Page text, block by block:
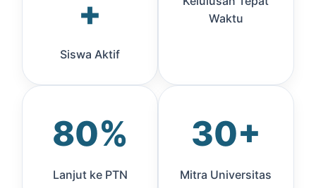
+
Siswa Aktif
Waktu
80%
Lanjut ke PTN
30+
Mitra Universitas